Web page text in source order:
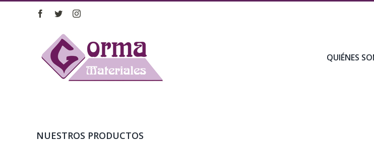
Saltar
Facebook
TwitterInstagram
QUIÉNES
NUESTROS PRODUCTOS